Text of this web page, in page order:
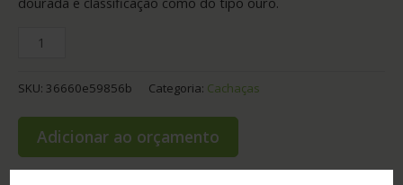
SKU: 36660e59856b Categoria: Cachaças
Adicionar ao orçamento